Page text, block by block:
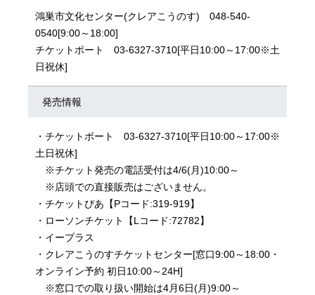
鴻巣市文化センター(クレアこうのす) 048-540-
0540[9:00～18:00]
チケットポート 03-6327-3710[平日10:00～17:00※土
日祝休]
発売情報
・チケットポート 03-6327-3710[平日10:00～17:00※
土日祝休]
※チケット発売の電話受付は4/6(月)10:00～
※店頭での直接販売はございません。
・ チケットぴあ 【Pコード:319-919】
・ ローソンチケット
【Lコード:72782】
・ イープラス
・ クレアこうのすチケットセンター[窓口9:00～18:00・
オンライン予約 初日10:00～24H]
※窓口での取り扱い開始は4月6日(月)9:00～